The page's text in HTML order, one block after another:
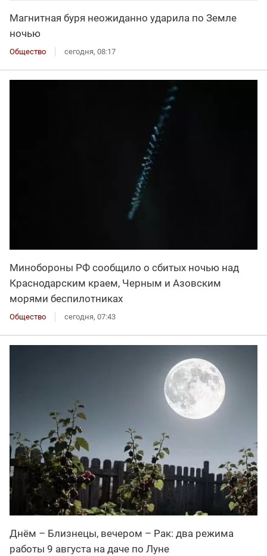
Магнитная буря неожиданно ударила по Земле
ночью
Общество сегодня, 08:17
Минобороны РФ сообщило о сбитых ночью над
Краснодарским краем, Черным и Азовским
морями беспилотниках
Общество сегодня, 07:43
Днём – Близнецы, вечером – Рак: два режима
работы 9 августа на даче по Луне